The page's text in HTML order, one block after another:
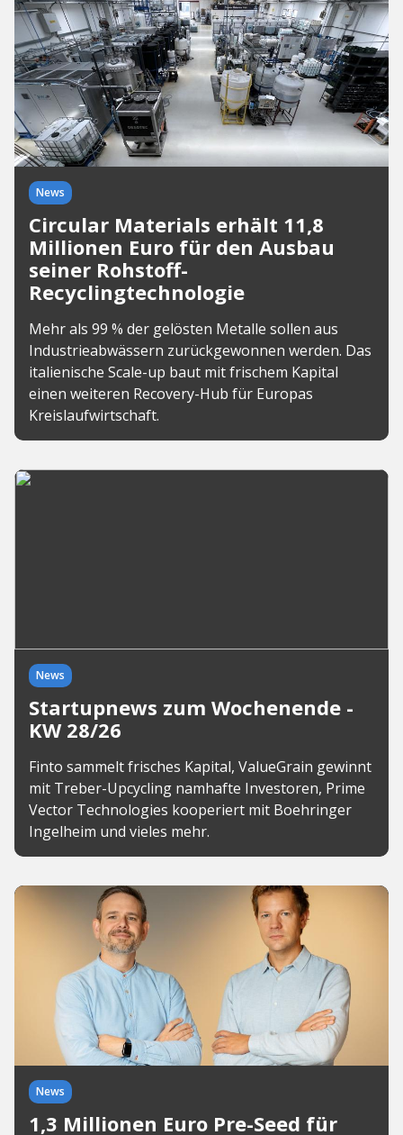
News
Circular Materials erhält 11,8
Millionen Euro für den Ausbau
seiner Rohstoff-
Recyclingtechnologie
Mehr als 99 % der gelösten Metalle sollen aus
Industrieabwässern zurückgewonnen werden. Das
italienische Scale-up baut mit frischem Kapital
einen weiteren Recovery-Hub für Europas
Kreislaufwirtschaft.
News
Startupnews zum Wochenende -
KW 28/26
Finto sammelt frisches Kapital, ValueGrain gewinnt
mit Treber-Upcycling namhafte Investoren, Prime
Vector Technologies kooperiert mit Boehringer
Ingelheim und vieles mehr.
News
1,3 Millionen Euro Pre-Seed für